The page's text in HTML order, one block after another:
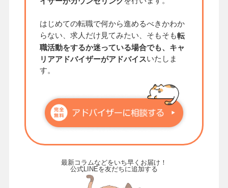
はじめての転職で何から進めるべきかわか
らない、求人だけ見てみたい、そもそも転
職活動をするか迷っている場合でも、キャ
リアアドバイザーがアドバイスいたしま
す。
最新コラムなどをいち早くお届け！
公式LINEを友だちに追加する